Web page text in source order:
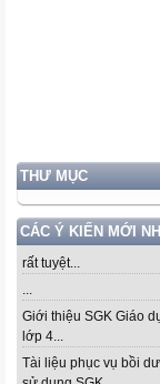
THƯ MỤC
CÁC Ý KIẾN MỚI
rất tuyệt...
...
Giới thiệu SGK Giáo
lớp 4...
Tài liệu phục vụ bồi